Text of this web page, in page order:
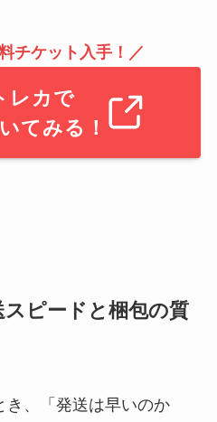
チケット入手！／
レカで
てみる！
ピードと梱包の質
き、「発送は早いのか